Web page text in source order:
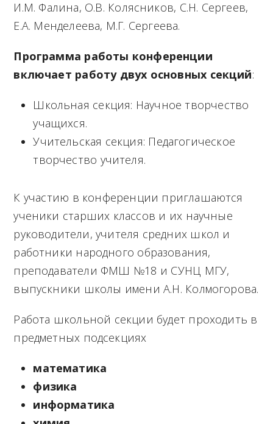
И.М. Фалина, О.В. Колясников, С.Н. Сергеев,
Е.А. Менделеева, М.Г. Сергеева.
Программа работы конференции
включает работу двух основных секций:
Школьная секция: Научное творчество
учащихся.
Учительская секция: Педагогическое
творчество учителя.
К участию в конференции приглашаются
ученики старших классов и их научные
руководители, учителя средних школ и
работники народного образования,
преподаватели ФМШ №18 и СУНЦ МГУ,
выпускники школы имени А.Н. Колмогорова.
Работа школьной секции будет проходить в
предметных подсекциях
математика
физика
информатика